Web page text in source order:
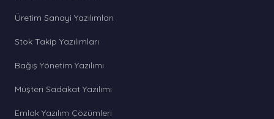
Üretim Sanayi Yazılımları
Stok Takip Yazılımları
Bağış Yönetim Yazılımı
Müşteri Sadakat Yazılımı
Emlak Yazılım Çözümleri